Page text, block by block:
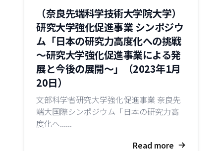
（奈良先端科学技術大学院大学）
研究大学強化促進事業 シンポジウ
ム「日本の研究力高度化への挑戦
～研究大学強化促進事業による発
展と今後の展開～」（2023年1月
20日）
文部科学省研究大学強化促進事業 奈良先
端大国際シンポジウム「日本の研究力高
度化へ......
Read more